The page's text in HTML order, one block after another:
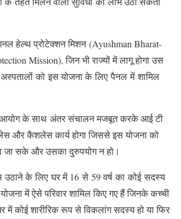
हेल्थ प्रोटेक्शन मिशन (Ayushman Bharat-
Mission), जिन भी राज्यों में लागू होगा उस
को इस योजना के लिए पैनल में शामिल
आयोग के साथ अंतर संचालन मजबूत करके आई टी
और कैशलेस कार्य होगा जिससे इस योजना को
जा सके और उसका दुरुपयोग न हो।
उठाने के लिए घर में 16 से 59 वर्ष का कोई सदस्य
में ऐसे परिवार शामिल किए गए हैं जिनके कच्ची
में कोई शारीरिक रूप से विकलांग सदस्य हो या फिर